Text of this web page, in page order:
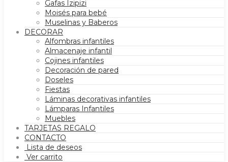
Gafas Izipizi
Moisés para bebé
Muselinas y Baberos
DECORAR
Alfombras infantiles
Almacenaje infantil
Cojines infantiles
Decoración de pared
Doseles
Fiestas
Láminas decorativas infantiles
Lámparas Infantiles
Muebles
TARJETAS REGALO
CONTACTO
Lista de deseos
Ver carrito